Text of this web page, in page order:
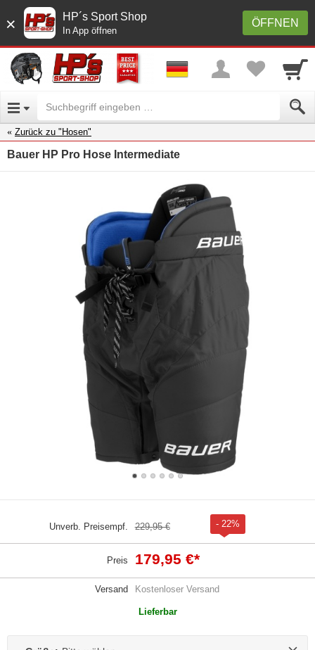
× ÖFFNEN
HP´s Sport Shop
In App öffnen
Zurück zu "Hosen"
Bauer HP Pro Hose Intermediate
Unverb. Preisempf. 229,95 € - 22%
Preis 179,95 €*
Versand Kostenloser Versand
Lieferbar